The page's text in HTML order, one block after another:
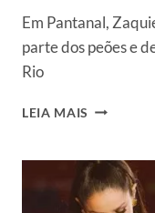
Em Pantanal,
parte dos peões e
Rio
LEIA MAIS PANTANAL
É
VÍTIMA
DE